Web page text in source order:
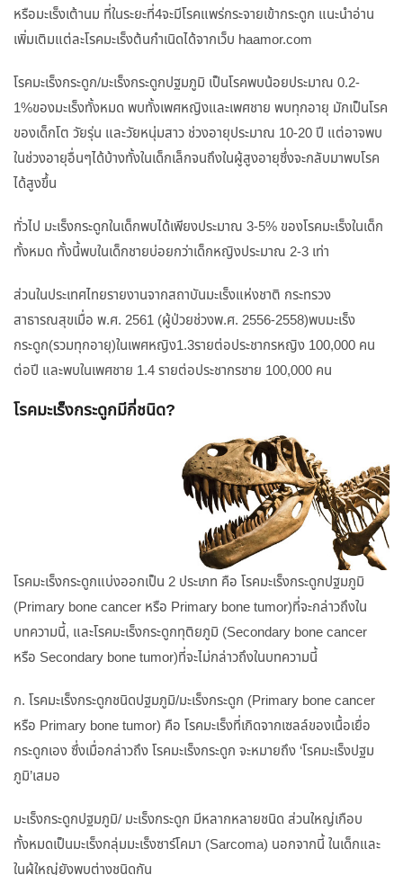
หรือมะเร็งเต้านม ที่ในระยะที่4จะมีโรคแพร่กระจายเข้ากระดูก แนะนำอ่าน
เพิ่มเติมแต่ละโรคมะเร็งต้นกำเนิดได้จากเว็บ haamor.com
โรคมะเร็งกระดูก/มะเร็งกระดูกปฐมภูมิ เป็นโรคพบน้อยประมาณ 0.2-
1%ของมะเร็งทั้งหมด พบทั้งเพศหญิงและเพศชาย พบทุกอายุ มักเป็นโรค
ของเด็กโต วัยรุ่น และวัยหนุ่มสาว ช่วงอายุประมาณ 10-20 ปี แต่อาจพบ
ในช่วงอายุอื่นๆได้บ้างทั้งในเด็กเล็กจนถึงในผู้สูงอายุซึ่งจะกลับมาพบโรค
ได้สูงขึ้น
ทั่วไป มะเร็งกระดูกในเด็กพบได้เพียงประมาณ 3-5% ของโรคมะเร็งในเด็ก
ทั้งหมด ทั้งนี้พบในเด็กชายบ่อยกว่าเด็กหญิงประมาณ 2-3 เท่า
ส่วนในประเทศไทยรายงานจากสถาบันมะเร็งแห่งชาติ กระทรวง
สาธารณสุขเมื่อ พ.ศ. 2561 (ผู้ป่วยช่วงพ.ศ. 2556-2558)พบมะเร็ง
กระดูก(รวมทุกอายุ)ในเพศหญิง1.3รายต่อประชากรหญิง 100,000 คน
ต่อปี และพบในเพศชาย 1.4 รายต่อประชากรชาย 100,000 คน
โรคมะเร็งกระดูกมีกี่ชนิด?
โรคมะเร็งกระดูกแบ่งออกเป็น 2 ประเภท คือ โรคมะเร็งกระดูกปฐมภูมิ
(Primary bone cancer หรือ Primary bone tumor)ที่จะกล่าวถึงใน
บทความนี้, และโรคมะเร็งกระดูกทุติยภูมิ (Secondary bone cancer
หรือ Secondary bone tumor)ที่จะไม่กล่าวถึงในบทความนี้
ก. โรคมะเร็งกระดูกชนิดปฐมภูมิ/มะเร็งกระดูก (Primary bone cancer
หรือ Primary bone tumor) คือ โรคมะเร็งที่เกิดจากเซลล์ของเนื้อเยื่อ
กระดูกเอง ซึ่งเมื่อกล่าวถึง โรคมะเร็งกระดูก จะหมายถึง ‘โรคมะเร็งปฐม
ภูมิ’เสมอ
มะเร็งกระดูกปฐมภูมิ/ มะเร็งกระดูก มีหลากหลายชนิด ส่วนใหญ่เกือบ
ทั้งหมดเป็นมะเร็งกลุ่มมะเร็งซาร์โคมา (Sarcoma) นอกจากนี้ ในเด็กและ
ในผู้ใหญ่ยังพบต่างชนิดกัน